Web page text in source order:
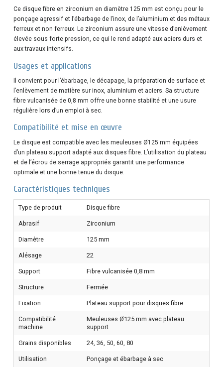
Ce disque fibre en zirconium en diamètre 125 mm est conçu pour le
ponçage agressif et l’ébarbage de l’inox, de l’aluminium et des métaux
ferreux et non ferreux. Le zirconium assure une vitesse d’enlèvement
élevée sous forte pression, ce qui le rend adapté aux aciers durs et
aux travaux intensifs.
Usages et applications
Il convient pour l’ébarbage, le décapage, la préparation de surface et
l’enlèvement de matière sur inox, aluminium et aciers. Sa structure
fibre vulcanisée de 0,8 mm offre une bonne stabilité et une usure
régulière lors d’un emploi à sec.
Compatibilité et mise en œuvre
Le disque est compatible avec les meuleuses Ø125 mm équipées
d’un plateau support adapté aux disques fibre. L’utilisation du plateau
et de l’écrou de serrage appropriés garantit une performance
optimale et une bonne tenue du disque.
Caractéristiques techniques
Type de produit Disque fibre
Abrasif Zirconium
Diamètre 125 mm
Alésage 22
Support Fibre vulcanisée 0,8 mm
Structure Fermée
Fixation Plateau support pour disques fibre
Compatibilité
machine
Meuleuses Ø125 mm avec plateau
support
Grains disponibles 24, 36, 50, 60, 80
Utilisation Ponçage et ébarbage à sec